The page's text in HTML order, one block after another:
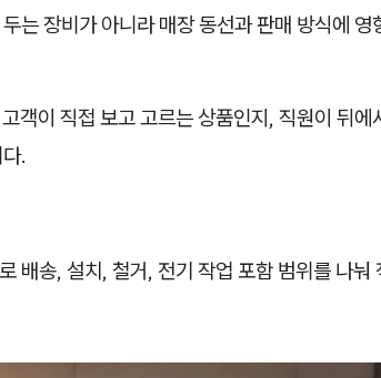
는 장비가 아니라 매장 동선과 판매 방식에 영
객이 직접 보고 고르는 상품인지, 직원이 뒤에
.
배송, 설치, 철거, 전기 작업 포함 범위를 나눠